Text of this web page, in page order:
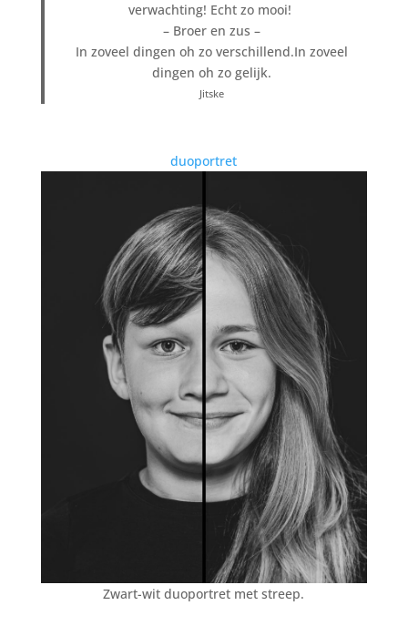
verwachting! Echt zo mooi!
– Broer en zus –
In zoveel dingen oh zo verschillend.In zoveel
dingen oh zo gelijk.
Jitske
duoportret
Zwart-wit duoportret met streep.